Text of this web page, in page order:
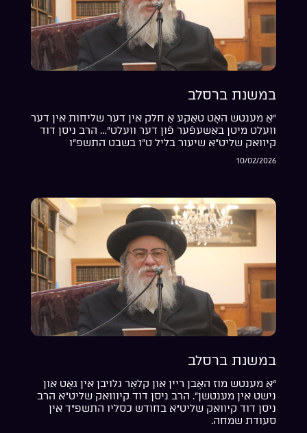
במשנת ברסלב
“אַ מענטש האָט טאַקע אַ חלק אין דער שליחות אין דער
וועלט מיטן באַשעפֿער פֿון דער וועלט”… הרב ניסן דוד
קיוואק שליט”א שיעור בליל ט”ו בשבט התשפ”ו
10/02/2026
במשנת ברסלב
“אַ מענטש מוז האָבן ריין און קלאָר גלויבן אין גאָט און
נישט אין מענטשן”. הרב ניסן דוד קיווואק שליט”א הרב
ניסן דוד קיוואק שליט”א בחודש כסליו התשפ”ד אין
סעודת שמחה.